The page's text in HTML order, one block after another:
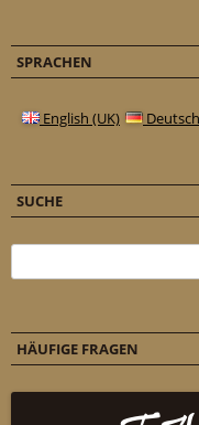
SPRACHEN
English (UK) Deutsch
SUCHE
HÄUFIGE FRAGEN